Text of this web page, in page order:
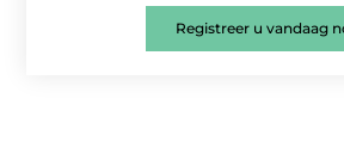
Registreer u vandaag